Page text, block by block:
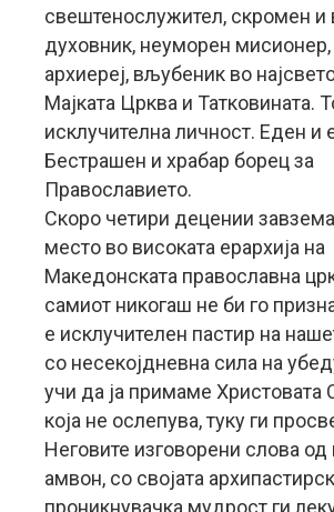
свештенослужител, скромен и
духовник, неуморен
архиереј, вљубеник во
Мајката Црква и Татковината.
исклучителна личност. Еден и
Бестрашен и храбар борец за
Православието.
Скоро четири децении
место во високата ерархија на
Македонската православна
самиот никогаш не би го
е исклучителен пастир на
со несекојдневна сила на
учи да ја примаме Христовата
која не ослепува, туку ги
Неговите изговорени слова од
амвон, со својата
проникнувачка мудрост ги